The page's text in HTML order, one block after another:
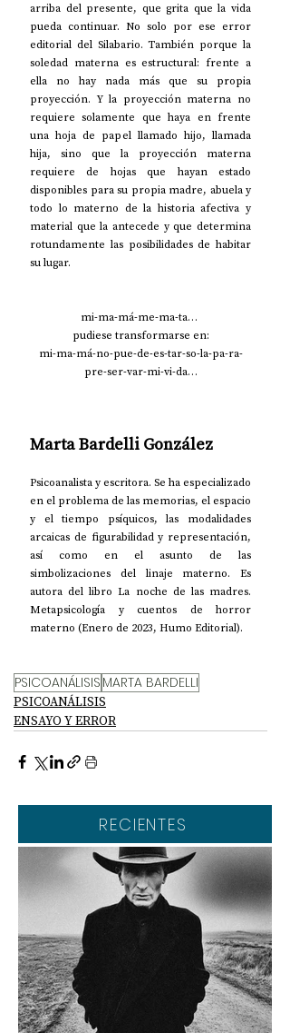
arriba del presente, que grita que la vida
pueda continuar. No solo por ese error
editorial del Silabario. También porque la
soledad materna es estructural: frente a
ella no hay nada más que su propia
proyección. Y la proyección materna no
requiere solamente que haya en frente
una hoja de papel llamado hijo, llamada
hija, sino que la proyección materna
requiere de hojas que hayan estado
disponibles para su propia madre, abuela y
todo lo materno de la historia afectiva y
material que la antecede y que determina
rotundamente las posibilidades de habitar
su lugar.
mi-ma-má-me-ma-ta…
pudiese transformarse en:
mi-ma-má-no-pue-de-es-tar-so-la-pa-ra-
pre-ser-var-mi-vi-da…
Marta Bardelli González
Psicoanalista y escritora. Se ha especializado
en el problema de las memorias, el espacio
y el tiempo psíquicos, las modalidades
arcaicas de figurabilidad y representación,
así como en el asunto de las
simbolizaciones del linaje materno. Es
autora del libro La noche de las madres.
Metapsicología y cuentos de horror
materno (Enero de 2023, Humo Editorial).
PSICOANÁLISIS MARTA BARDELLI
PSICOANÁLISIS
ENSAYO Y ERROR
RECIENTES